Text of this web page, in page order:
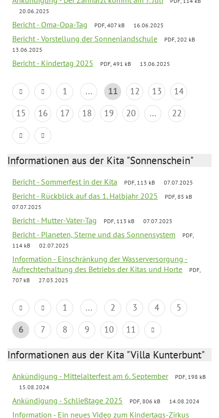
20.06.2025
Bericht - Oma-Opa-Tag PDF, 407 kB 16.06.2025
Bericht - Vorstellung der Sonnenlandschule
PDF, 202 kB
13.06.2025
Bericht - Kindertag 2025 PDF, 491 kB 13.06.2025
1 ... 11 12 13
14
15
16 17 18 19 20 ... 22
Informationen aus der Kita "Sonnenschein"
Bericht - Sommerfest in der Kita PDF, 113 kB 07.07.2025
Bericht - Rückblick auf das 1. Halbjahr 2025
PDF, 85 kB
07.07.2025
Bericht - Mutter-Vater-Tag PDF, 113 kB 07.07.2025
Bericht - Planeten, Sterne und das Sonnensystem
PDF,
114 kB
02.07.2025
Information - Einschränkung der Wasserversorgung -
Aufrechterhaltung des Betriebs der Kitas und Horte
PDF,
707 kB
27.03.2025
1 ... 2 3 4
5
6
7 8 9 10 11
Informationen aus der Kita "Villa Kunterbunt"
Ankündigung - Mittelalterfest am 6. September
PDF, 198 kB
15.08.2024
Ankündigung - Schließtage 2025 PDF, 806 kB 14.08.2024
Information - Ein neues Video zum Kindertags-Zirkus